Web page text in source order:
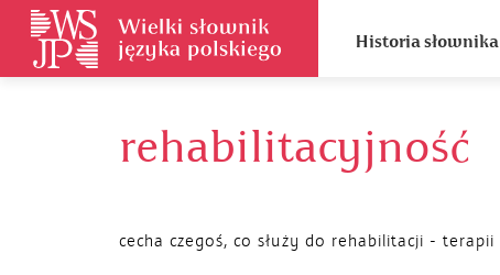
Historia słownika
rehabilitacyjność
cecha czegoś, co służy do rehabilitacji - terapii